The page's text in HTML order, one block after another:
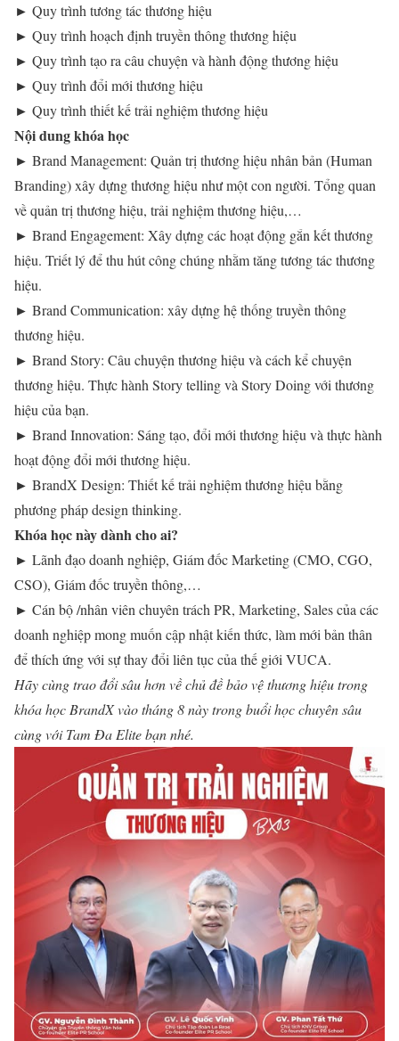
► Quy trình tương tác thương hiệu
► Quy trình hoạch định truyền thông thương hiệu
► Quy trình tạo ra câu chuyện và hành động thương hiệu
► Quy trình đổi mới thương hiệu
► Quy trình thiết kế trải nghiệm thương hiệu
Nội dung khóa học
► Brand Management: Quản trị thương hiệu nhân bản (Human
Branding) xây dựng thương hiệu như một con người. Tổng quan
về quản trị thương hiệu, trải nghiệm thương hiệu,…
► Brand Engagement: Xây dựng các hoạt động gắn kết thương
hiệu. Triết lý để thu hút công chúng nhằm tăng tương tác thương
hiệu.
► Brand Communication: xây dựng hệ thống truyền thông
thương hiệu.
► Brand Story: Câu chuyện thương hiệu và cách kể chuyện
thương hiệu. Thực hành Story telling và Story Doing với thương
hiệu của bạn.
► Brand Innovation: Sáng tạo, đổi mới thương hiệu và thực hành
hoạt động đổi mới thương hiệu.
► BrandX Design: Thiết kế trải nghiệm thương hiệu bằng
phương pháp design thinking.
Khóa học này dành cho ai?
► Lãnh đạo doanh nghiệp, Giám đốc Marketing (CMO, CGO,
CSO), Giám đốc truyền thông,…
► Cán bộ /nhân viên chuyên trách PR, Marketing, Sales của các
doanh nghiệp mong muốn cập nhật kiến thức, làm mới bản thân
để thích ứng với sự thay đổi liên tục của thế giới VUCA.
Hãy cùng trao đổi sâu hơn về chủ đề bảo vệ thương hiệu trong
khóa học BrandX vào tháng 8 này trong buổi học chuyên sâu
cùng với Tam Đa Elite bạn nhé.